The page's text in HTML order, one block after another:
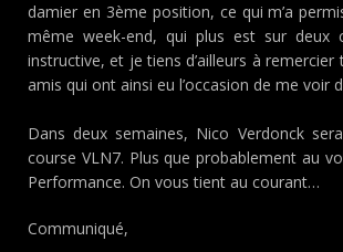
damier en 3ème position, ce qui m’a
même week-end, qui plus est sur deux
instructive, et je tiens d’ailleurs à
amis qui ont ainsi eu l’occasion de me voir
Dans deux semaines, Nico Verdonck
course VLN7. Plus que probablement au
Performance. On vous tient au courant…
Communiqué,